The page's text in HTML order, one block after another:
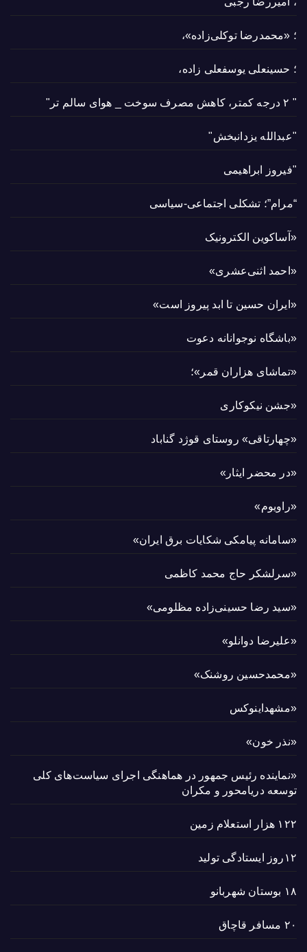
؛ «محمدرضا توکلی‌زاده»،
؛ حسینعلی یوسفعلی زاده،
" ۲ درجه کمتر، کاهش مصرف سوخت _ هوای سالم تر"
"عبدالله یزدانبخش"
"فیروز ابراهیمی
“مرام”؛ تشکلی اجتماعی-سیاسی
«آساکوین الکترونیک
«احمد اثنی‌عشری»
«ایران حسین تا ابد پیروز است»
«باشگاه نوجوانانه دعوت
«تماشای هزاران قمر»؛
«جشن نیکوکاری
«چهارتاقی» روستای قوژد گناباد
«در محضر ایثار»
«راویوم»
«سامانه پیامکی شکایات برق ایران»
«سرلشکر حاج محمد کاظمی
«سید رضا حسینی‌زاده مظلومی»
«علیرضا دوانلو»
«محمدحسین روشنک»
«مشهداینوکس
«نذر خون»
«نماینده رئیس جمهور در هماهنگی اجرای سیاست‌های کلی
توسعه دریامحور و مکران
۱۲۲ هزار استعلام زمین
۱۲روز ایستادگی تولید
۱۸ بوستان شهربانو
۲۰ مسافر قاچاق